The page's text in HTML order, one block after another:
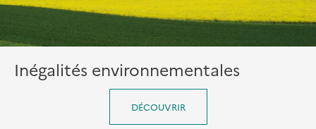
Inégalités environnementales
DÉCOUVRIR